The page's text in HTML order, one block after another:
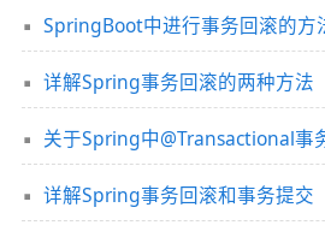
SpringBoot中进行事务回滚的方
详解Spring事务回滚的两种方法
关于Spring中@Transactional事
详解Spring事务回滚和事务提交